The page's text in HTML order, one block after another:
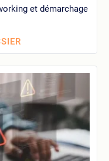
et démarchage